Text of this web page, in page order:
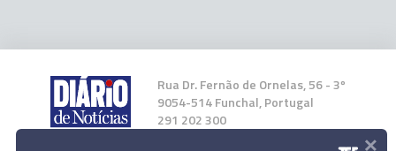
Rua Dr. Fernão de Ornelas, 56 - 3º
9054-514 Funchal, Portugal
291 202 300
×